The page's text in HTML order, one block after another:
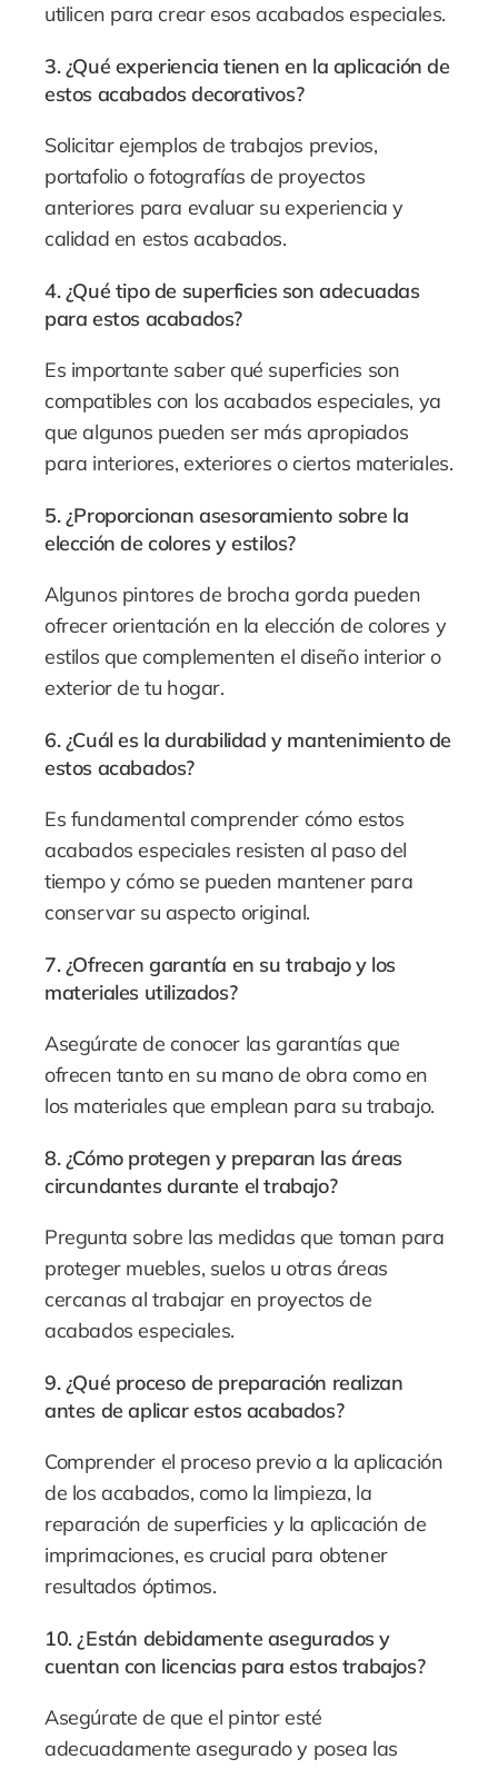
utilicen para crear esos acabados especiales.
3. ¿Qué experiencia tienen en la aplicación de
estos acabados decorativos?
Solicitar ejemplos de trabajos previos,
portafolio o fotografías de proyectos
anteriores para evaluar su experiencia y
calidad en estos acabados.
4. ¿Qué tipo de superficies son adecuadas
para estos acabados?
Es importante saber qué superficies son
compatibles con los acabados especiales, ya
que algunos pueden ser más apropiados
para interiores, exteriores o ciertos materiales.
5. ¿Proporcionan asesoramiento sobre la
elección de colores y estilos?
Algunos pintores de brocha gorda pueden
ofrecer orientación en la elección de colores y
estilos que complementen el diseño interior o
exterior de tu hogar.
6. ¿Cuál es la durabilidad y mantenimiento de
estos acabados?
Es fundamental comprender cómo estos
acabados especiales resisten al paso del
tiempo y cómo se pueden mantener para
conservar su aspecto original.
7. ¿Ofrecen garantía en su trabajo y los
materiales utilizados?
Asegúrate de conocer las garantías que
ofrecen tanto en su mano de obra como en
los materiales que emplean para su trabajo.
8. ¿Cómo protegen y preparan las áreas
circundantes durante el trabajo?
Pregunta sobre las medidas que toman para
proteger muebles, suelos u otras áreas
cercanas al trabajar en proyectos de
acabados especiales.
9. ¿Qué proceso de preparación realizan
antes de aplicar estos acabados?
Comprender el proceso previo a la aplicación
de los acabados, como la limpieza, la
reparación de superficies y la aplicación de
imprimaciones, es crucial para obtener
resultados óptimos.
10. ¿Están debidamente asegurados y
cuentan con licencias para estos trabajos?
Asegúrate de que el pintor esté
adecuadamente asegurado y posea las